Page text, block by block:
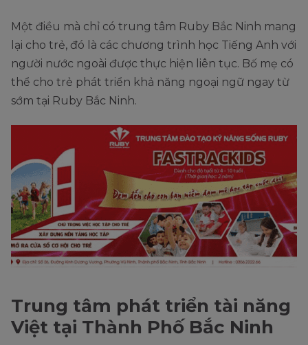
Một điều mà chỉ có trung tâm Ruby Bắc Ninh mang
lại cho trẻ, đó là các chương trình học Tiếng Anh với
người nước ngoài được thực hiện liên tục. Bố mẹ có
thể cho trẻ phát triển khả năng ngoại ngữ ngay từ
sớm tại Ruby Bắc Ninh.
Trung tâm phát triển tài năng
Việt tại Thành Phố Bắc Ninh